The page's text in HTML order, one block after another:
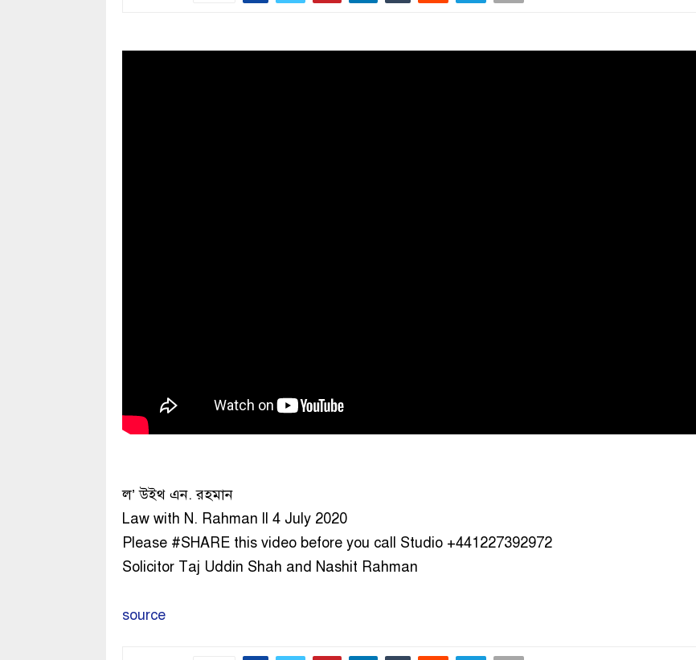
ল’ উইথ এন. রহমান
Law with N. Rahman ll 4 July 2020
Please #SHARE this video before you call Studio +441227392972
Solicitor Taj Uddin Shah and Nashit Rahman
source